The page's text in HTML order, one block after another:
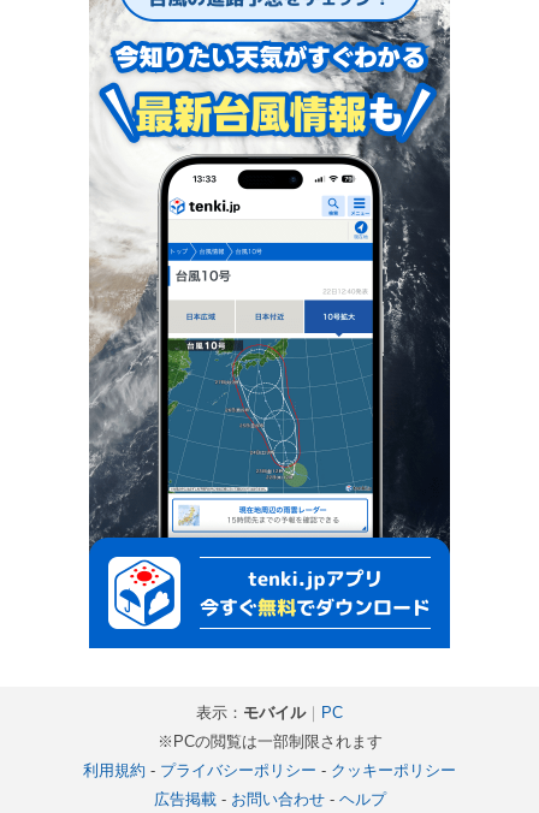
表示： モバイル｜ PC
※PCの閲覧は一部制限されます
利用規約 - プライバシーポリシー - クッキーポリシー
広告掲載- お問い合わせ- ヘルプ